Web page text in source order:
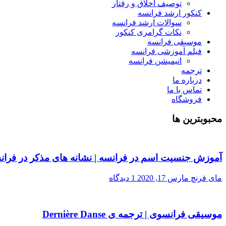
توصیف اخلاق و رفتار
کنکور ارشد فرانسه
سوالات ارشد فرانسه
نکات گرامری کنکور
موسیقی فرانسه
فیلم آموزشی فرانسه
انیمیشن فرانسه
ترجمه
درباره ما
تماس با ما
فروشگاه
محبوبترین ها
آموزش جنسیت اسم در فرانسه | نشانه های مذکر در
مای فرنچ مارس 17, 2020 1 دیدگاه
موسیقی فرانسوی | ترجمه ی Dernière Danse